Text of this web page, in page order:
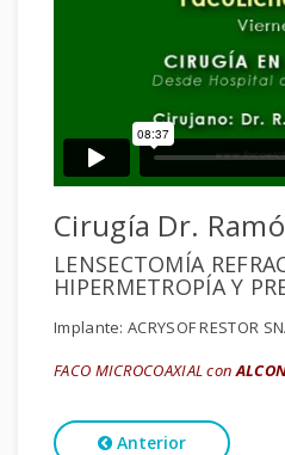
Cirugía Dr.
LENSECTOMÍA
HIPERMETROPÍA Y
Implante: ACRYSOF RESTOR
FACO MICROCOAXIAL con
Anterior